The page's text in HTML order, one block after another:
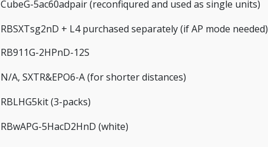
CubeG-5ac60adpair (reconfiqured and used as single units)
RBSXTsg2nD + L4 purchased separately (if AP mode needed)
RB911G-2HPnD-12S
N/A, SXTR&EPO6-A (for shorter distances)
RBLHG5kit (3-packs)
RBwAPG-5HacD2HnD (white)